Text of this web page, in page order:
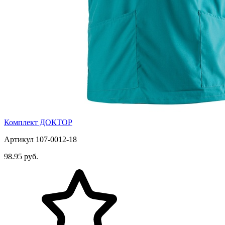
Комплект ДОКТОР
Артикул 107-0012-18
98.95 руб.